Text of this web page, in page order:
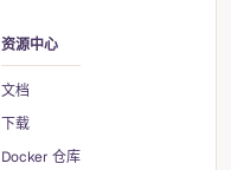
资源中心
文档
下载
Docker 仓库